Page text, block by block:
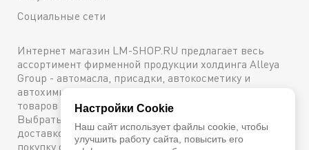
Социальные сети
Интернет магазин LM-SHOP.RU предлагает весь
ассортимент фирменной продукции холдинга Alleya
Group - автомасла, присадки, автокосметику и
автохимию. Каталог содержит подробное описание
товаров с техническими характеристиками и ценами.
Выбрать и купить оригинальную продукцию с
доставкой по Москве можно сейчас же, оформив
покупку онлайн, либо посетив один из наших
Настройки Cookie
Наш сайт использует файлы cookie, чтобы
улучшить работу сайта, повысить его